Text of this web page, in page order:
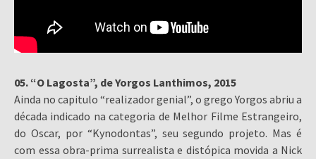
05. “O Lagosta”, de Yorgos Lanthimos, 2015
Ainda no capitulo “realizador genial”, o grego Yorgos abriu a
década indicado na categoria de Melhor Filme Estrangeiro,
do Oscar, por “Kynodontas”, seu segundo projeto. Mas é
com essa obra-prima surrealista e distópica movida a Nick